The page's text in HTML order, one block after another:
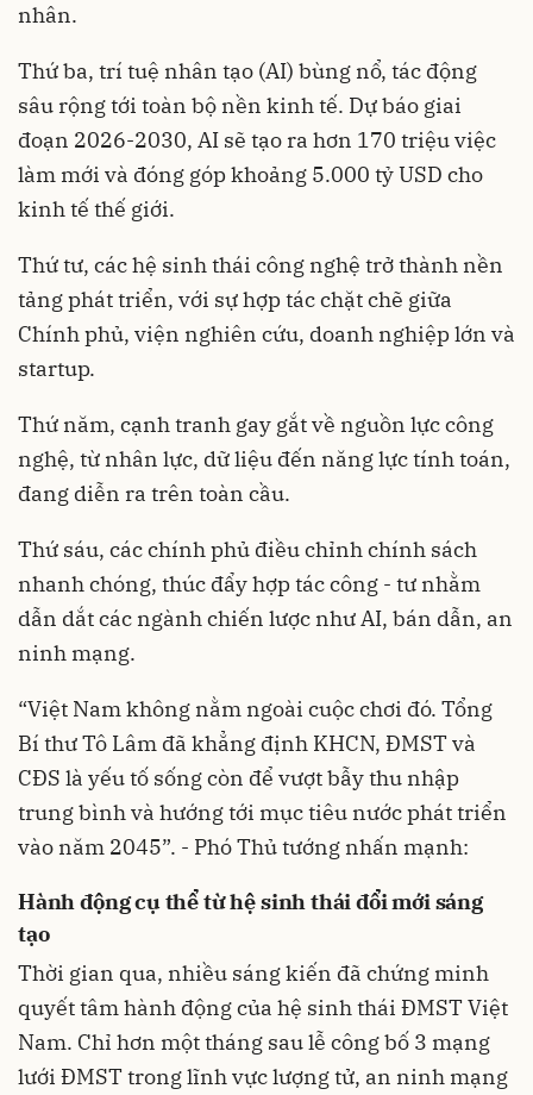
nhân.
Thứ ba, trí tuệ nhân tạo (AI) bùng nổ, tác động
sâu rộng tới toàn bộ nền kinh tế. Dự báo giai
đoạn 2026-2030, AI sẽ tạo ra hơn 170 triệu việc
làm mới và đóng góp khoảng 5.000 tỷ USD cho
kinh tế thế giới.
Thứ tư, các hệ sinh thái công nghệ trở thành nền
tảng phát triển, với sự hợp tác chặt chẽ giữa
Chính phủ, viện nghiên cứu, doanh nghiệp lớn và
startup.
Thứ năm, cạnh tranh gay gắt về nguồn lực công
nghệ, từ nhân lực, dữ liệu đến năng lực tính toán,
đang diễn ra trên toàn cầu.
Thứ sáu, các chính phủ điều chỉnh chính sách
nhanh chóng, thúc đẩy hợp tác công - tư nhằm
dẫn dắt các ngành chiến lược như AI, bán dẫn, an
ninh mạng.
“Việt Nam không nằm ngoài cuộc chơi đó. Tổng
Bí thư Tô Lâm đã khẳng định KHCN, ĐMST và
CĐS là yếu tố sống còn để vượt bẫy thu nhập
trung bình và hướng tới mục tiêu nước phát triển
vào năm 2045”. - Phó Thủ tướng nhấn mạnh:
Hành động cụ thể từ hệ sinh thái đổi mới sáng
tạo
Thời gian qua, nhiều sáng kiến đã chứng minh
quyết tâm hành động của hệ sinh thái ĐMST Việt
Nam. Chỉ hơn một tháng sau lễ công bố 3 mạng
lưới ĐMST trong lĩnh vực lượng tử, an ninh mạng